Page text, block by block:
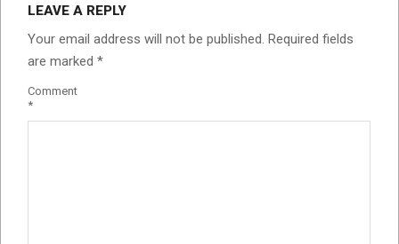
LEAVE A REPLY
Your email address will not be published. Required fields
are marked *
Comment
*